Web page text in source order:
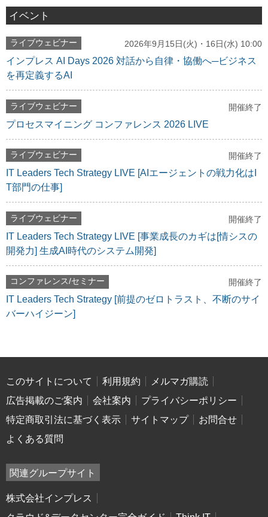
イベント
ライブウェビナー 2026年9月15日(火)・16日(水) 10:00
インプレス AI Days 2026 対話から自律・協働へ─ビジネス
を再定義するAI
ライブウェビナー 開催終了
プロセスマイニング コンファレンス 2026 LIVE
ライブウェビナー 開催終了
IT Leaders Tech Strategy LIVE [AIエージェントの戦力化はI
T部門の仕事]
ライブウェビナー 開催終了
IT Leaders Tech Strategy LIVE [事業成長のカギは[情シスの
開発力] 生成AI時代のシステム開発]
コンファレンス/セミナー 開催終了
IT Leaders Tech Strategy [前提のゼロトラスト、不断のサイ
バーハイジーン]
このサイトについて 利用規約
メルマガ購読
広告掲載のご案内
会社案内
プライバシーポリシー
特定商取引法に基づく表示
サイトマップ
お問合せ
よくある質問
関連グループサイト
株式会社インプレス